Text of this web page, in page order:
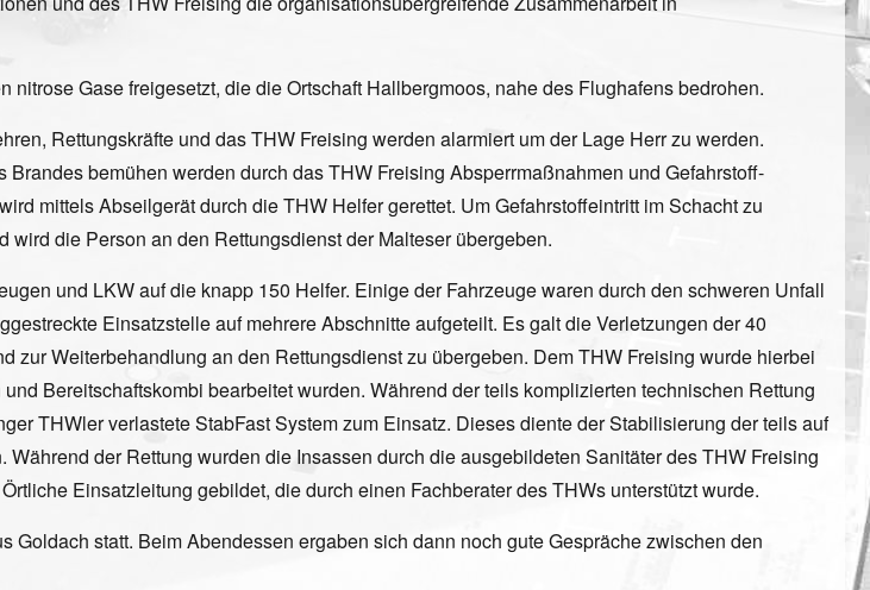
Gase freigesetzt, die die Ortschaft Hallbergmoos, nahe des Flughafens bedrohen.
Rettungskräfte und das THW Freising werden alarmiert um der Lage Herr zu werden.
bemühen werden durch das THW Freising Absperrmaßnahmen und Gefahrstoff-
mittels Abseilgerät durch die THW Helfer gerettet. Um Gefahrstoffeintritt im Schacht zu
die Person an den Rettungsdienst der Malteser übergeben.
und LKW auf die knapp 150 Helfer. Einige der Fahrzeuge waren durch den schweren Unfall
Einsatzstelle auf mehrere Abschnitte aufgeteilt. Es galt die Verletzungen der 40
Weiterbehandlung an den Rettungsdienst zu übergeben. Dem THW Freising wurde hierbei
Bereitschaftskombi bearbeitet wurden. Während der teils komplizierten technischen Rettung
THWler verlastete StabFast System zum Einsatz. Dieses diente der Stabilisierung der teils auf
der Rettung wurden die Insassen durch die ausgebildeten Sanitäter des THW Freising
Einsatzleitung gebildet, die durch einen Fachberater des THWs unterstützt wurde.
statt. Beim Abendessen ergaben sich dann noch gute Gespräche zwischen den